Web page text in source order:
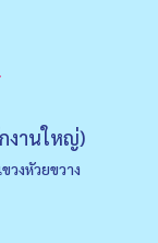
งานใหญ่)
งหัวยขวาง